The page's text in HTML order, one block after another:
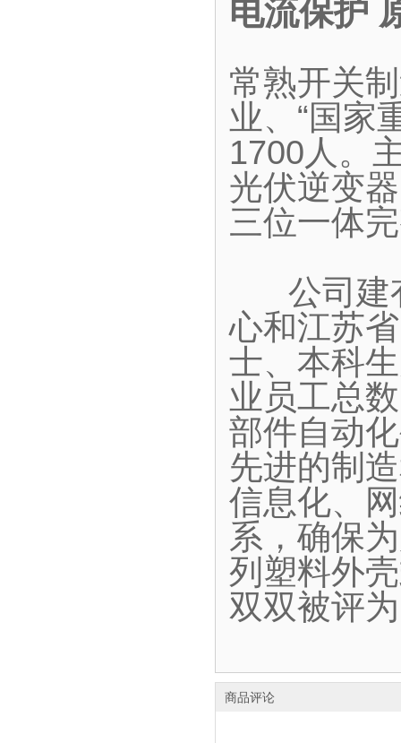
电流保护
常熟开关
业、“国家
1700人。
光伏逆变
三位一体
公司建
心和江苏
士、本科
业员工总
部件自动
先进的制
信息化、
系，确保
列塑料外
双双被评
商品评论